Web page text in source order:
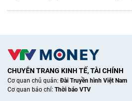
CHUYÊN TRANG KINH TẾ, TÀI CHÍNH
Cơ quan chủ quản:Đài Truyền hình Việt Nam
Cơ quan báo chí: Thời báo VTV